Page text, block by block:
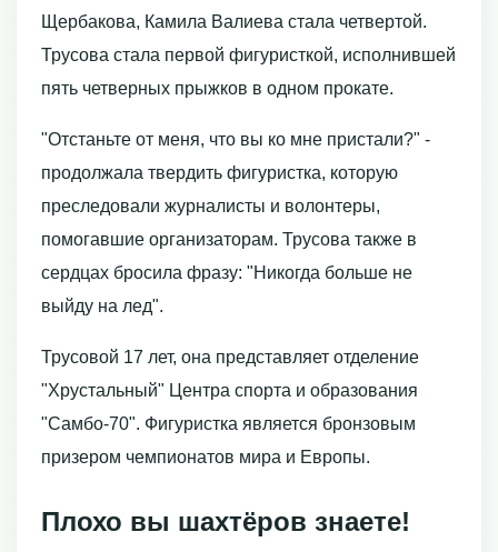
Щербакова, Камила Валиева стала четвертой.
Трусова стала первой фигуристкой, исполнившей
пять четверных прыжков в одном прокате.
"Отстаньте от меня, что вы ко мне пристали?" -
продолжала твердить фигуристка, которую
преследовали журналисты и волонтеры,
помогавшие организаторам. Трусова также в
сердцах бросила фразу: "Никогда больше не
выйду на лед".
Трусовой 17 лет, она представляет отделение
"Хрустальный" Центра спорта и образования
"Самбо-70". Фигуристка является бронзовым
призером чемпионатов мира и Европы.
Плохо вы шахтёров знаете!